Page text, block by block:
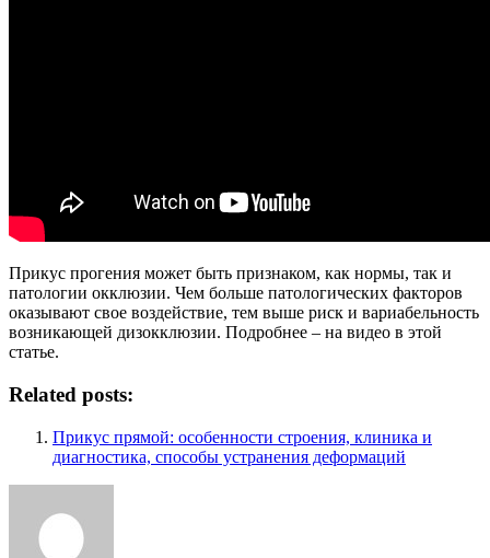
Прикус прогения может быть признаком, как нормы, так и
патологии окклюзии. Чем больше патологических факторов
оказывают свое воздействие, тем выше риск и вариабельность
возникающей дизокклюзии. Подробнее – на видео в этой
статье.
Related posts:
Прикус прямой: особенности строения, клиника и
диагностика, способы устранения деформаций